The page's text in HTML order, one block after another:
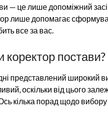
— це лише допоміжний
лише допомагає
все за вас.
коректор постави?
представлений широкий
оскільки від цього
кілька порад щодо